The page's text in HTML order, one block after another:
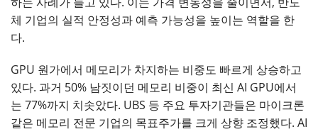
체 기업의 실적 안정성과 예측 가능성을 높이는 역할을 한
다.
GPU 원가에서 메모리가 차지하는 비중도 빠르게 상승하고
있다. 과거 50% 남짓이던 메모리 비중이 최신 AI GPU에서
는 77%까지 치솟았다. UBS 등 주요 투자기관들은 마이크론
같은 메모리 전문 기업의 목표주가를 크게 상향 조정했다. AI